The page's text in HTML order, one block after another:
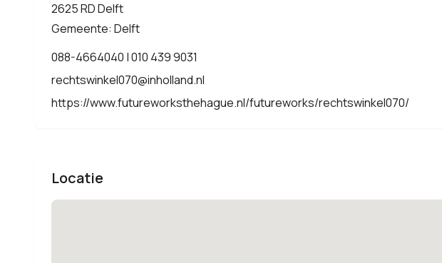
2625 RD Delft
Gemeente: Delft
088-4664040 | 010 439 9031
rechtswinkel070@inholland.nl
https://www.futureworksthehague.nl/futureworks/rechtswinkel070/
Locatie